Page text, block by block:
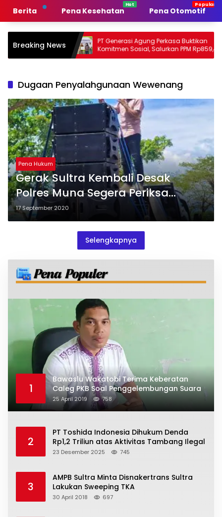
Berita Pena Kesehatan Pena Otomotif
Breaking NewsPT Generasi Agung Perkasa Buktikan
Komitmen Sosial, Salurkan PPM Rp859,4
Juta untuk Masyarakat Lingkar
Dugaan Penyalahgunaan Wewenang
Pena Hukum
Gerak Sultra Kembali Desak
Polres Muna Segera Periksa
Direktur PT Maju Setia
Nusasentosa
17 September 2020
Selengkapnya
1
Bawaslu Wakatobi Terima Keberatan
Caleg PKB Soal Penggelembungan Suara
25 April 2019 758
2
PT Toshida Indonesia Dihukum Denda
Rp1,2 Triliun atas Aktivitas Tambang Ilegal
23 Desember 2025 745
3
AMPB Sultra Minta Disnakertrans Sultra
Lakukan Sweeping TKA
30 April 2018 697